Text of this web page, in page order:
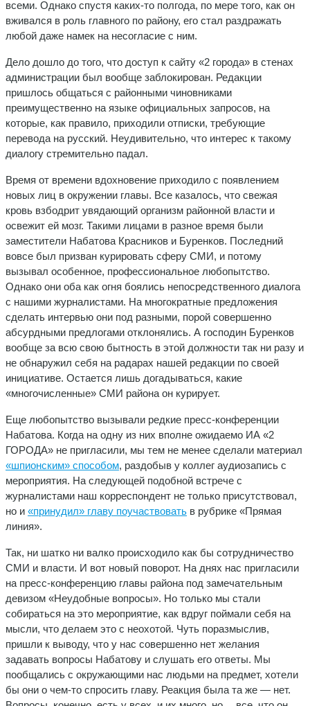
всеми. Однако спустя каких-то полгода, по мере того, как он
вживался в роль главного по району, его стал раздражать
любой даже намек на несогласие с ним.
Дело дошло до того, что доступ к сайту «2 города» в стенах
администрации был вообще заблокирован. Редакции
пришлось общаться с районными чиновниками
преимущественно на языке официальных запросов, на
которые, как правило, приходили отписки, требующие
перевода на русский. Неудивительно, что интерес к такому
диалогу стремительно падал.
Время от времени вдохновение приходило с появлением
новых лиц в окружении главы. Все казалось, что свежая
кровь взбодрит увядающий организм районной власти и
освежит ей мозг. Такими лицами в разное время были
заместители Набатова Красников и Буренков. Последний
вовсе был призван курировать сферу СМИ, и потому
вызывал особенное, профессиональное любопытство.
Однако они оба как огня боялись непосредственного диалога
с нашими журналистами. На многократные предложения
сделать интервью они под разными, порой совершенно
абсурдными предлогами отклонялись. А господин Буренков
вообще за всю свою бытность в этой должности так ни разу и
не обнаружил себя на радарах нашей редакции по своей
инициативе. Остается лишь догадываться, какие
«многочисленные» СМИ района он курирует.
Еще любопытство вызывали редкие пресс-конференции
Набатова. Когда на одну из них вполне ожидаемо ИА «2
ГОРОДА» не пригласили, мы тем не менее сделали материал
«шпионским» способом, раздобыв у коллег аудиозапись с
мероприятия. На следующей подобной встрече с
журналистами наш корреспондент не только присутствовал,
но и «принудил» главу поучаствовать в рубрике «Прямая
линия».
Так, ни шатко ни валко происходило как бы сотрудничество
СМИ и власти. И вот новый поворот. На днях нас пригласили
на пресс-конференцию главы района под замечательным
девизом «Неудобные вопросы». Но только мы стали
собираться на это мероприятие, как вдруг поймали себя на
мысли, что делаем это с неохотой. Чуть поразмыслив,
пришли к выводу, что у нас совершенно нет желания
задавать вопросы Набатову и слушать его ответы. Мы
пообщались с окружающими нас людьми на предмет, хотели
бы они о чем-то спросить главу. Реакция была та же — нет.